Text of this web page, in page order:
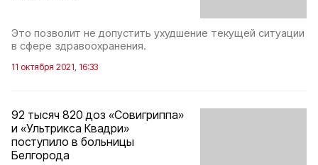
Это позволит не допустить ухудшение текущей ситуации
в сфере здравоохранения.
11 октября 2021, 16:33
92 тысяч 820 доз «Совигриппа»
и «Ультрикса Квадри»
поступило в больницы
Белгорода